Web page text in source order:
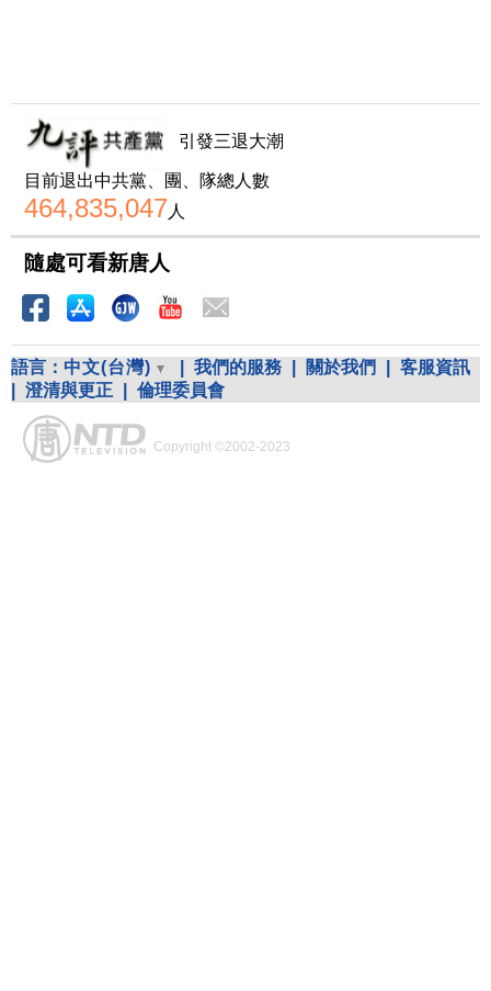
引發三退大潮
目前退出中共黨、團、隊總人數
464,835,047人
隨處可看新唐人
語言： 中文(台灣) 我們的服務 關於我們
客服資訊
澄清與更正 倫理委員會
Copyright ©2002-2023